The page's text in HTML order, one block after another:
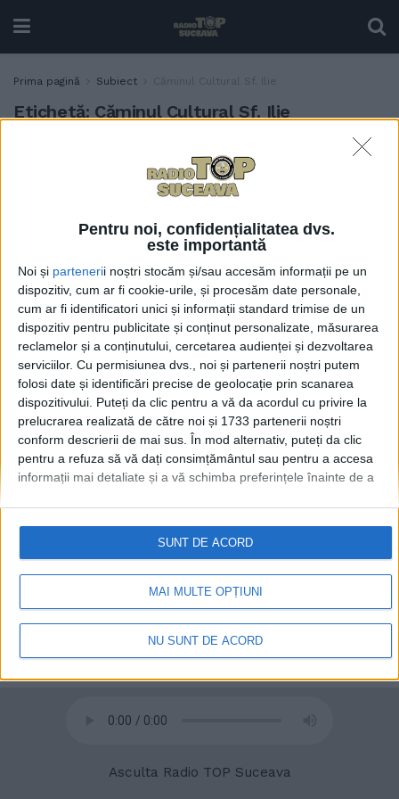
Pentru noi, confidențialitatea dvs.
este importantă
Noi și partenerii noștri stocăm și/sau accesăm informații pe un
dispozitiv, cum ar fi cookie-urile, și procesăm date personale,
cum ar fi identificatori unici și informații standard trimise de un
dispozitiv pentru publicitate și conținut personalizate, măsurarea
reclamelor și a conținutului, cercetarea audienței și dezvoltarea
serviciilor. Cu permisiunea dvs., noi și partenerii noștri putem
folosi date și identificări precise de geolocație prin scanarea
dispozitivului. Puteți da clic pentru a vă da acordul cu privire la
prelucrarea realizată de către noi și 1733 partenerii noștri
conform descrierii de mai sus. În mod alternativ, puteți da clic
pentru a refuza să vă dați consimțământul sau pentru a accesa
informații mai detaliate și a vă schimba preferințele înainte de a
retrageți consimțământul în orice moment, revenind la acest site
și făcând clic pe butonul "Confidențialitate" din partea de jos a
paginii web.
MAI MULTE OPȚIUNI
NU SUNT DE ACORD
SUNT DE ACORD
Prima pagină Subiect Căminul Cultural Sf. Ilie
Etichetă: Căminul Cultural Sf. Ilie
Păcat de organizarea și
profesioniștii de la Sf. Ilie
27 APRILIE, 2021
© 2020 Radio TOP Suceava 104 FM
Asculta Radio TOP Suceava